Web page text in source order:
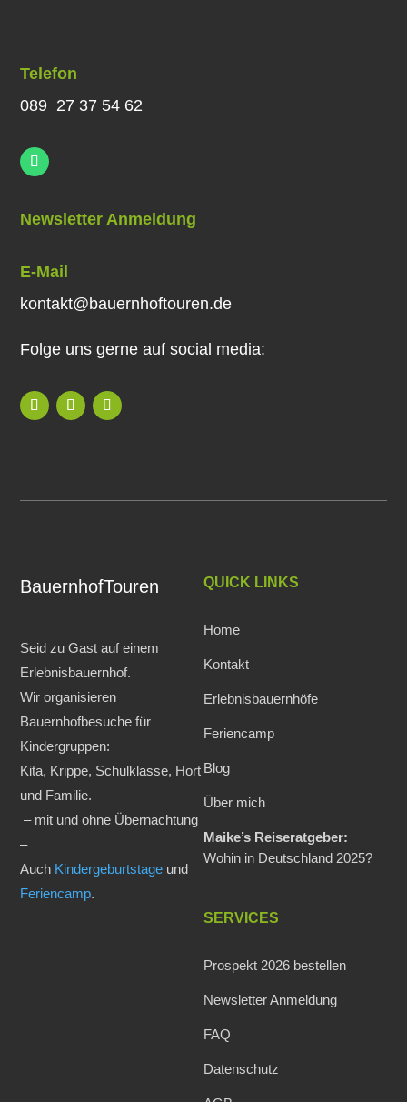
Telefon
089 27 37 54 62
Newsletter Anmeldung
E-Mail
kontakt@bauernhoftouren.de
Folge uns gerne auf social media:
BauernhofTouren
Seid zu Gast auf einem
Erlebnisbauernhof.
Wir organisieren
Bauernhofbesuche für
Kindergruppen:
Kita, Krippe, Schulklasse, Hort
und Familie.
– mit und ohne Übernachtung
–
Auch Kindergeburtstage und
Feriencamp.
QUICK LINKS
Home
Kontakt
Erlebnisbauernhöfe
Feriencamp
Blog
Über mich
Maike’s Reiseratgeber:
Wohin in Deutschland 2025?
SERVICES
Prospekt 2026 bestellen
Newsletter Anmeldung
FAQ
Datenschutz